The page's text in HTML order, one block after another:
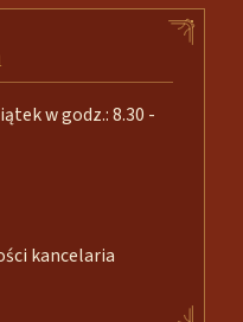
w godz.: 8.30 -
kancelaria